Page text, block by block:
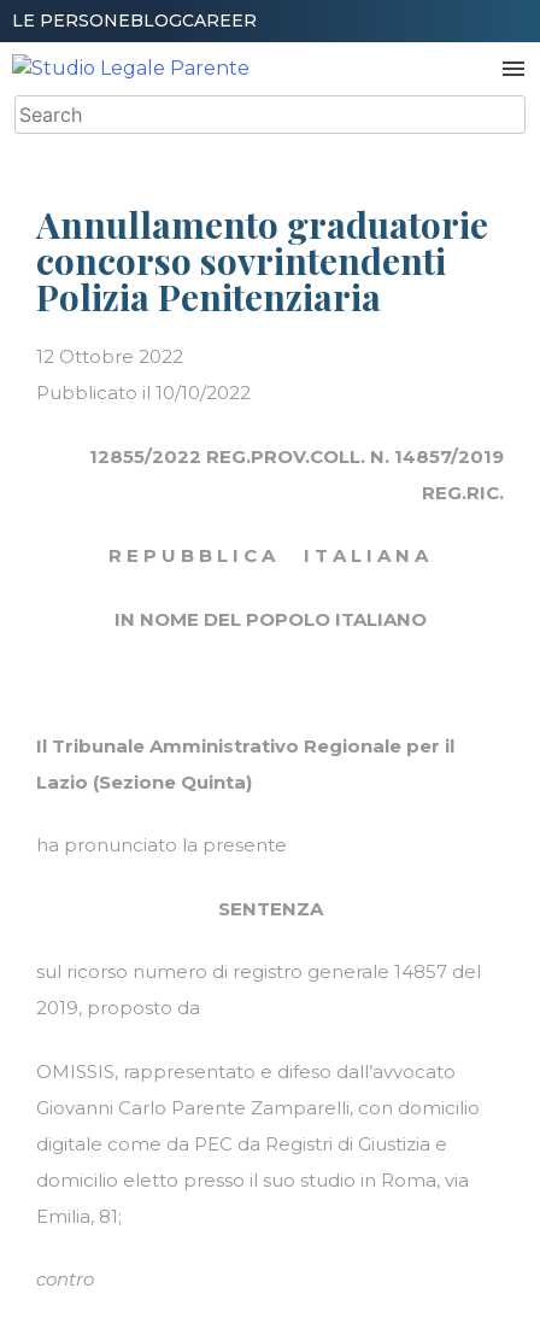
Skip
to
content
LE PERSONEBLOGCAREER
menu
Search
for:
Annullamento graduatorie
concorso sovrintendenti
Polizia Penitenziaria
12 Ottobre 2022
Pubblicato il 10/10/2022
12855/2022 REG.PROV.COLL. N. 14857/2019
REG.RIC.
R E P U B B L I C A I T A L I A N A
IN NOME DEL POPOLO ITALIANO
Il Tribunale Amministrativo Regionale per il
Lazio (Sezione Quinta)
ha pronunciato la presente
SENTENZA
sul ricorso numero di registro generale 14857 del
2019, proposto da
OMISSIS, rappresentato e difeso dall’avvocato
Giovanni Carlo Parente Zamparelli, con domicilio
digitale come da PEC da Registri di Giustizia e
domicilio eletto presso il suo studio in Roma, via
Emilia, 81;
contro